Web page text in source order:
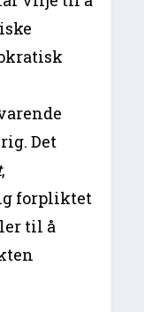
Det
,
forpliktet
til å